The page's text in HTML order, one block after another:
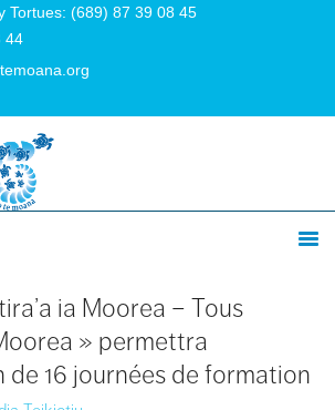
Tortues: (689) 87 39 08 45
44
ia Moorea – Tous
» permettra
de 16 journées de formation